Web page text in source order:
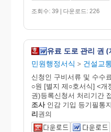
조회수: 39 | 다운로드: 226
민원행정서식 > 건설교
신청인 구비서류 및 수수
○원 [별지 제○호서식] <개
권)등록신청서 처리기간
조사인감 기입 등기필통
리권의